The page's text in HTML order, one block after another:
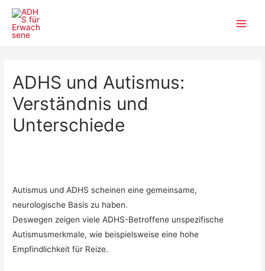
Zum
springen
ADHS und Autismus:
Verständnis und
Unterschiede
Autismus und ADHS scheinen eine gemeinsame,
neurologische Basis zu haben.
Deswegen zeigen viele ADHS-Betroffene unspezifische
Autismusmerkmale, wie beispielsweise eine hohe
Empfindlichkeit für Reize.